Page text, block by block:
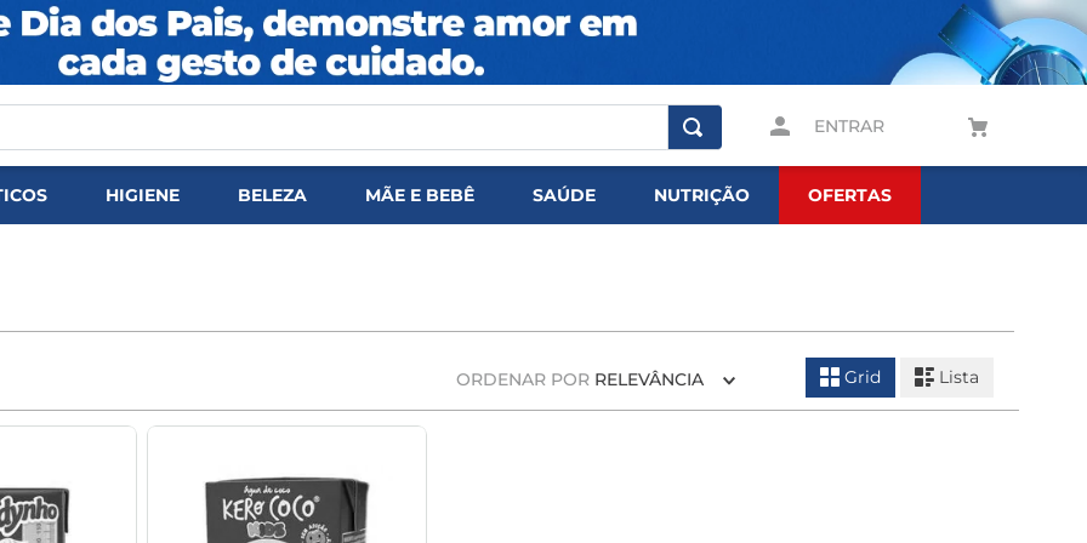
ENTRAR
HIGIENE BELEZA MÃE E BEBÊ SAÚDE NUTRIÇÃO OFERTAS
ORDENAR POR RELEVÂNCIA Grid Lista